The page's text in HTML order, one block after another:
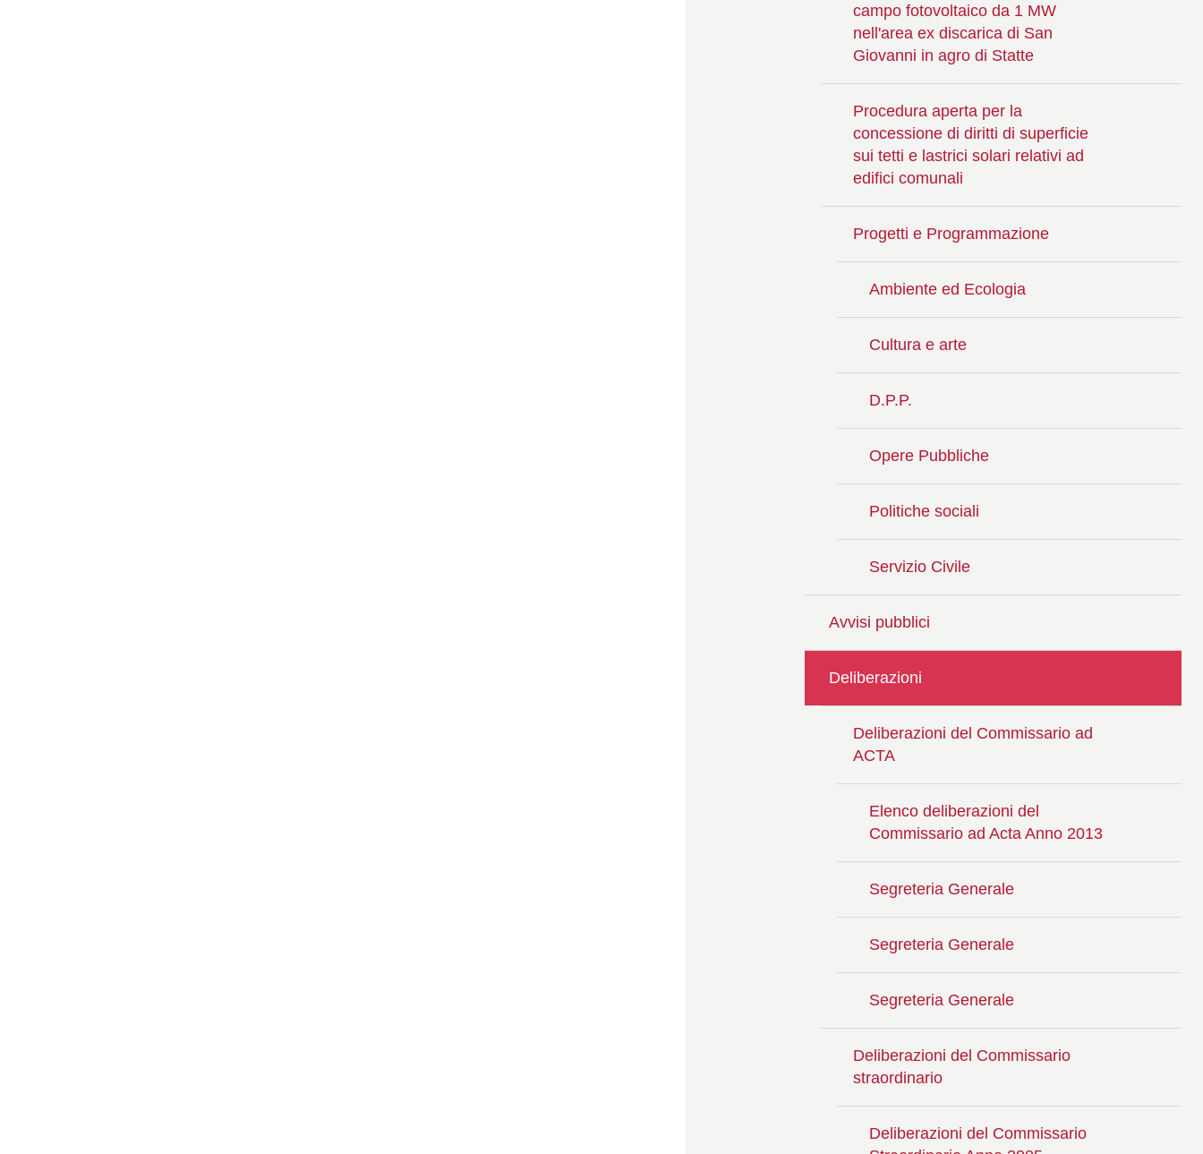
campo fotovoltaico da 1 MW
nell'area ex discarica di San
Giovanni in agro di Statte
Procedura aperta per la
concessione di diritti di superficie
sui tetti e lastrici solari relativi ad
edifici comunali
Progetti e Programmazione
Ambiente ed Ecologia
Cultura e arte
D.P.P.
Opere Pubbliche
Politiche sociali
Servizio Civile
Avvisi pubblici
Deliberazioni
Deliberazioni del Commissario ad
ACTA
Elenco deliberazioni del
Commissario ad Acta Anno 2013
Segreteria Generale
Segreteria Generale
Segreteria Generale
Deliberazioni del Commissario
straordinario
Deliberazioni del Commissario